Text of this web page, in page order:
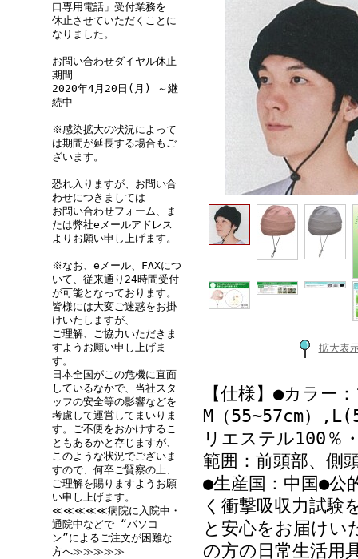
口専用電話」受付業務を
休止させていただくことに
なりました。
お問い合わせダイヤル休止
期間
2020年4月20日(月) ～継
続中
※感染拡大の状況によって
は期間が延長する場合もご
ざいます。
恐れ入りますが、お問い合
わせにつきましては
お問い合わせフォーム、ま
たは弊社eメールアドレス
よりお願い申し上げます。
※なお、eメール、FAXにつ
いて、従来通り24時間受付
が可能となっております。
皆様には大変ご迷惑をお掛
けいたしますが、
ご理解、ご協力いただきま
すようお願い申し上げま
す。
日本全国がこの危機に直面
しているなかで、当社スタ
ッフの安全等の影響などを
考慮して運営してまいりま
す。ご不便をおかけするこ
ともあるかと存じますが、
このような状況でございま
すので、何卒ご賢察の上、
ご理解を賜りますようお願
い申し上げます。
≪≪≪≪≪病院に入院中・
通院中などで “パソコ
ン”によるご注文が困難な
方へ≫≫≫≫≫
拡大表
【仕様】●カラー
M（55~57cm）
リエステル100％
範囲：前頭部、側
●生産国：中国●公
く衝撃吸収力試験
と安心をお届けい
の方の日常生活用